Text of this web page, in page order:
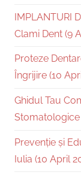
IMPLANTURI
Clami Dent (9
Proteze
Îngrijire (10
Ghidul Tau
Stomatologice
Prevenție și
Iulia (10 April